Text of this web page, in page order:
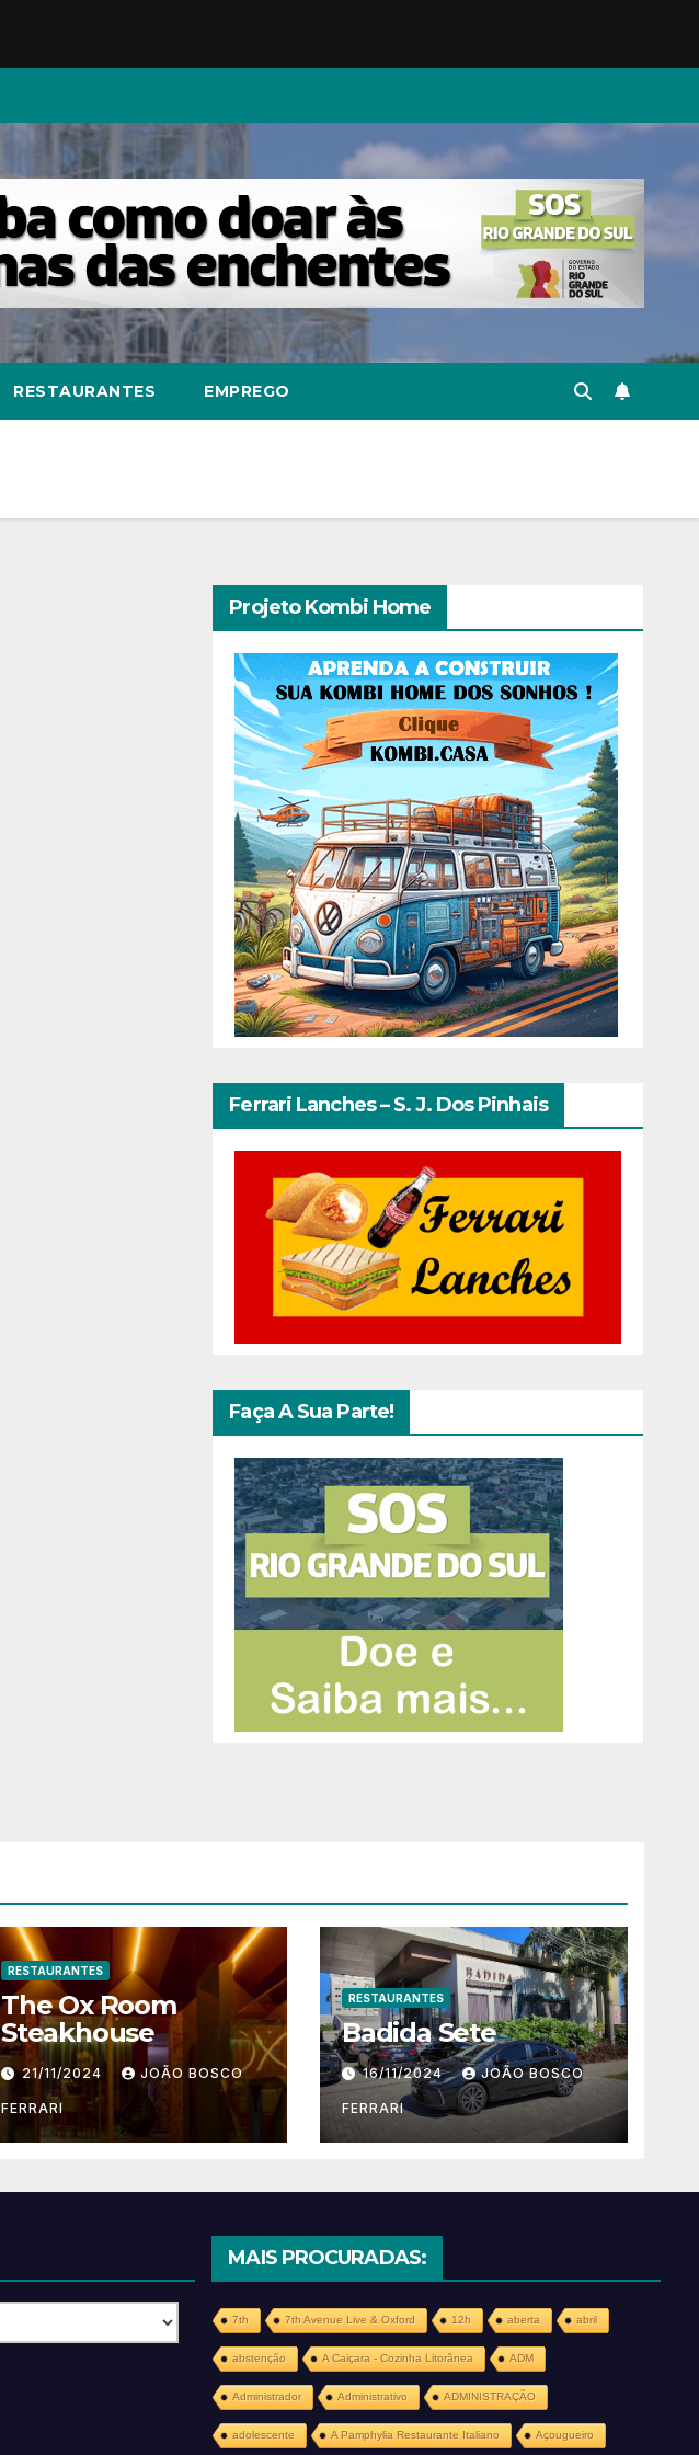
RESTAURANTES EMPREGO
Projeto Kombi Home
Ferrari Lanches – S. J. Dos Pinhais
Faça A Sua Parte!
RESTAURANTES
The Ox Room
Steakhouse
21/11/2024 JOÃO BOSCO
FERRARI
RESTAURANTES
Badida Sete
16/11/2024 JOÃO BOSCO
FERRARI
MAIS PROCURADAS:
7th 7th Avenue Live & Oxford 12h aberta abril
abstenção A Caiçara - Cozinha Litorânea ADM
Administrador Administrativo ADMINISTRAÇÃO
adolescente A Pamphylia Restaurante Italiano Açougueiro